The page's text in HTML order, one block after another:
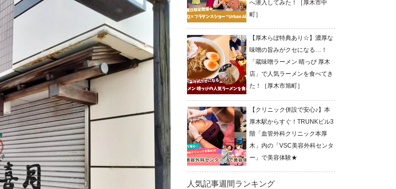
へ潜入してみた！［厚木市中
町］
【厚木らぼ特典あり☆】濃厚な
味噌の旨みがクセになる…！
「蔵味噌ラーメン 晴っぴ 厚木
店」で人気ラーメンを食べてき
た！［厚木市旭町］
【クリニック併設で安心♪】本
厚木駅からすぐ！TRUNKビル3
階「血管外科クリニック本厚
木」内の「VSC美容外科センタ
ー」で美容体験★
人気記事週間ランキング